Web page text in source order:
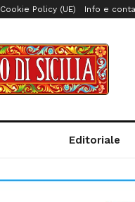
Cookie Policy (UE) Info e
Editoriale